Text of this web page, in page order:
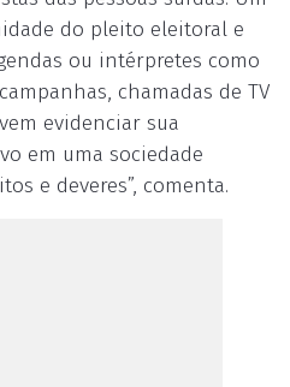
do pleito eleitoral e
ou intérpretes como
chamadas de TV
evidenciar sua
em uma sociedade
e deveres”, comenta.